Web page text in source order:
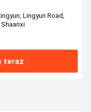
Lingyun Road,
teraz